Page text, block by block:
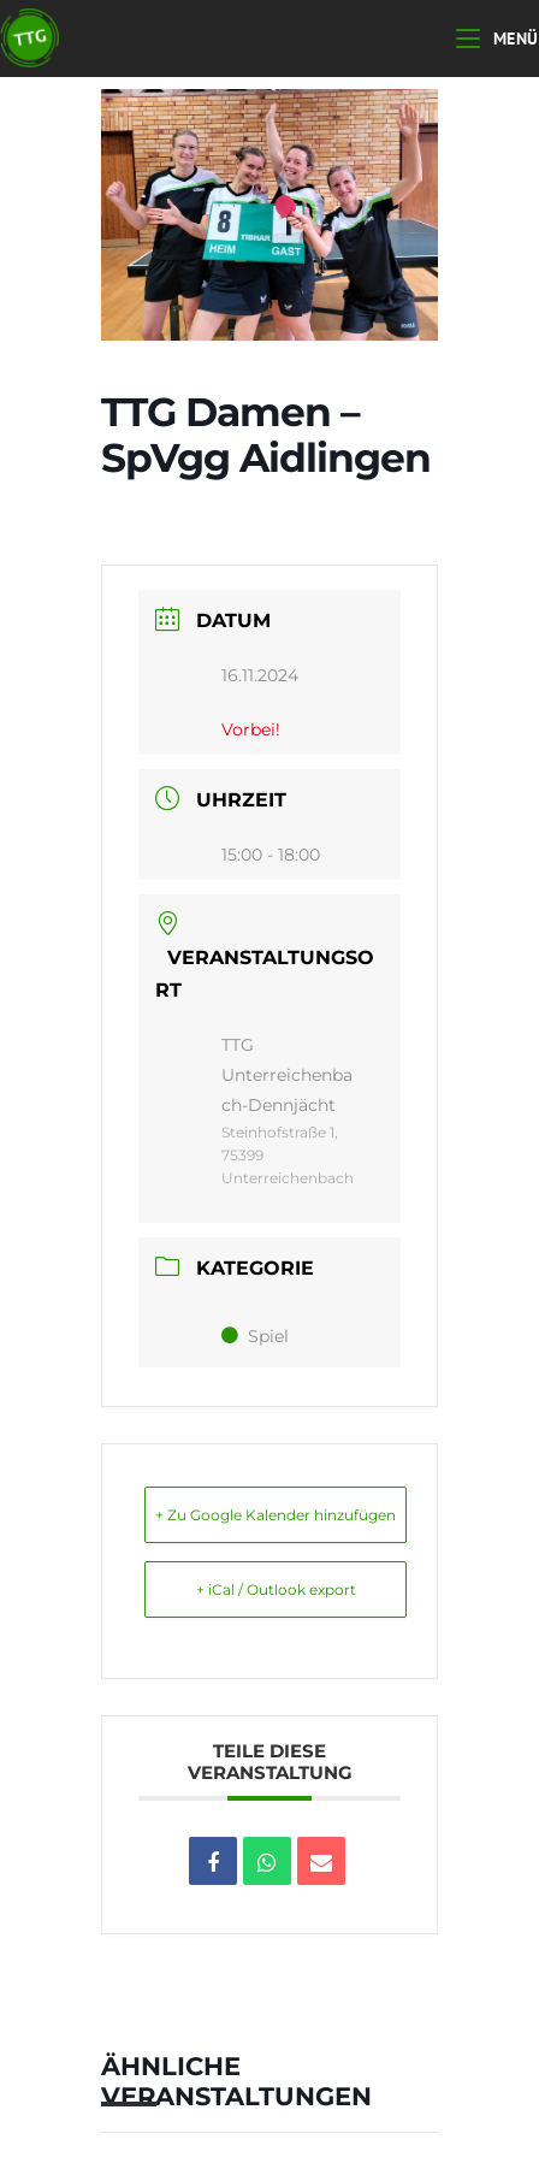
Zum
Inhalt
springen
MENÜ
TTG Damen –
SpVgg Aidlingen
DATUM
16.11.2024
Vorbei!
UHRZEIT
15:00 - 18:00
VERANSTALTUNGSO
RT
TTG
Unterreichenba
ch-Dennjächt
Steinhofstraße 1,
75399
Unterreichenbach
KATEGORIE
Spiel
+ Zu Google Kalender hinzufügen
+ iCal / Outlook export
TEILE DIESE
VERANSTALTUNG
ÄHNLICHE
VERANSTALTUNGEN